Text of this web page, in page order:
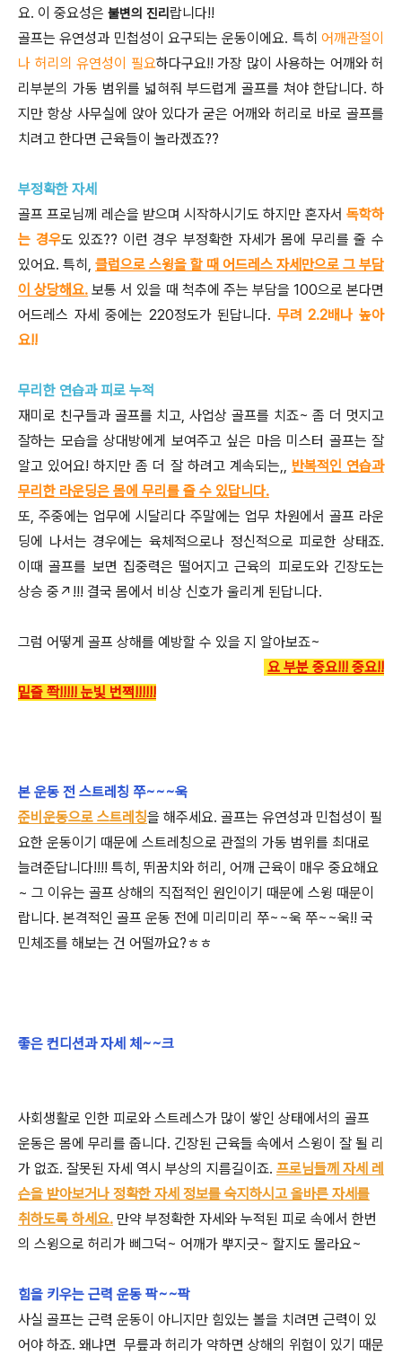
요. 이 중요성은 불변의 진리 랍니다!!
골프는 유연성과 민첩성이 요구되는 운동이에요. 특히 어깨관절이
나 허리의 유연성이 필요하다구요!! 가장 많이 사용하는 어깨와 허
리부분의 가동 범위를 넓혀줘 부드럽게 골프를 쳐야 한답니다. 하
지만 항상 사무실에 앉아 있다가 굳은 어깨와 허리로 바로 골프를
치려고 한다면 근육들이 놀라겠죠??
부정확한 자세
골프 프로님께 레슨을 받으며 시작하시기도 하지만 혼자서 독학하
는 경우도 있죠?? 이런 경우 부정확한 자세가 몸에 무리를 줄 수
있어요. 특히, 클럽으로 스윙을 할 때 어드레스 자세만으로 그 부담
이 상당해요. 보통 서 있을 때 척추에 주는 부담을 100으로 본다면
어드레스 자세 중에는 220정도가 된답니다. 무려 2.2배나 높아
요!!
무리한 연습과 피로 누적
재미로 친구들과 골프를 치고, 사업상 골프를 치죠~ 좀 더 멋지고
잘하는 모습을 상대방에게 보여주고 싶은 마음 미스터 골프는 잘
알고 있어요! 하지만 좀 더 잘 하려고 계속되는,, 반복적인 연습과
무리한 라운딩은 몸에 무리를 줄 수 있답니다.
또, 주중에는 업무에 시달리다 주말에는 업무 차원에서 골프 라운
딩에 나서는 경우에는 육체적으로나 정신적으로 피로한 상태죠.
이때 골프를 보면 집중력은 떨어지고 근육의 피로도와 긴장도는
상승 중↗!!! 결국 몸에서 비상 신호가 울리게 된답니다.
그럼 어떻게 골프 상해를 예방할 수 있을 지 알아보죠~
요 부분 중요!!! 중요!!
밑줄 쫙!!!!! 눈빛 번쩍!!!!!!
본 운동 전 스트레칭 쭈~~~욱
준비운동으로 스트레칭을 해주세요. 골프는 유연성과 민첩성이 필
요한 운동이기 때문에 스트레칭으로 관절의 가동 범위를 최대로
늘려준답니다!!!! 특히, 뛰꿈치와 허리, 어깨 근육이 매우 중요해요
~ 그 이유는 골프 상해의 직접적인 원인이기 때문에 스윙 때문이
랍니다. 본격적인 골프 운동 전에 미리미리 쭈~~욱 쭈~~욱!! 국
민체조를 해보는 건 어떨까요?ㅎㅎ
좋은 컨디션과 자세 체~~크
사회생활로 인한 피로와 스트레스가 많이 쌓인 상태에서의 골프
운동은 몸에 무리를 줍니다. 긴장된 근육들 속에서 스윙이 잘 될 리
가 없죠. 잘못된 자세 역시 부상의 지름길이죠. 프로님들께 자세 레
슨을 받아보거나 정확한 자세 정보를 숙지하시고 올바른 자세를
취하도록 하세요. 만약 부정확한 자세와 누적된 피로 속에서 한번
의 스윙으로 허리가 삐그덕~ 어깨가 뿌지긋~ 할지도 몰라요~
힘을 키우는 근력 운동 팍~~팍
사실 골프는 근력 운동이 아니지만 힘있는 볼을 치려면 근력이 있
어야 하죠. 왜냐면 무릎과 허리가 약하면 상해의 위험이 있기 때문